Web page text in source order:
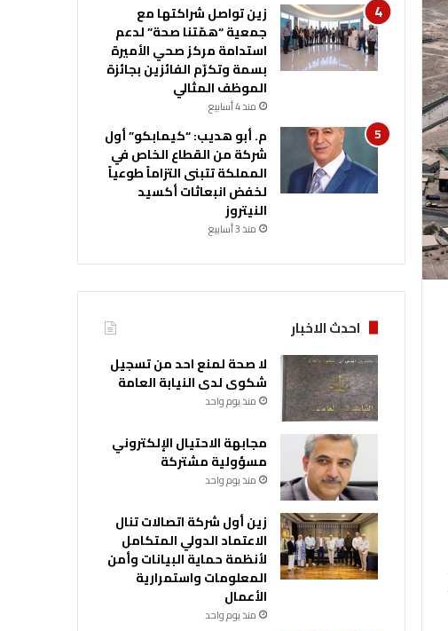
زين تواصل شراكتها مع
جمعية “همّتنا صحة” لدعم
استدامة مركز صحي الأميرة
بسمة وتكرّم الفائزين بجائزة
الموظف المثالي
منذ 4 أسابيع
م. أبو هديب: “كيمابكو” أول
شركة من القطاع الخاص في
المملكة تتبنى التزاماً طوعياً
لخفض انبعاثات أكسيد
النيتروز
منذ 3 أسابيع
احدث الاخبار
لا صحة لمنع احد من تسجيل
شكوى لدى النيابة العامة
منذ يوم واحد
مجابهة الاحتيال الإلكتروني
مسؤولية مشتركة
منذ يوم واحد
زين أول شركة اتصالات تنال
الاعتماد الدولي المتكامل
لأنظمة حماية البيانات وأمن
المعلومات واستمرارية
الأعمال
منذ يوم واحد